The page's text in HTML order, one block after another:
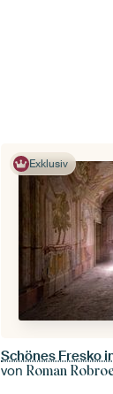
Exklusiv
vonRoman